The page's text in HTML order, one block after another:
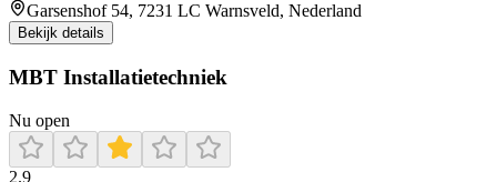
Garsenshof 54, 7231 LC Warnsveld, Nederland
Bekijk details
MBT Installatietechniek
Nu open
2.9